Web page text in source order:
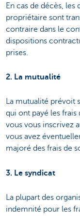
En cas de décès,
propriétaire sont
contraire dans le
dispositions
prises.
2. La mutualité
La mutualité prévoit
qui ont payé les
vous vous inscrivez
vous avez
majoré des frais de
3. Le syndicat
La plupart des
indemnité pour les